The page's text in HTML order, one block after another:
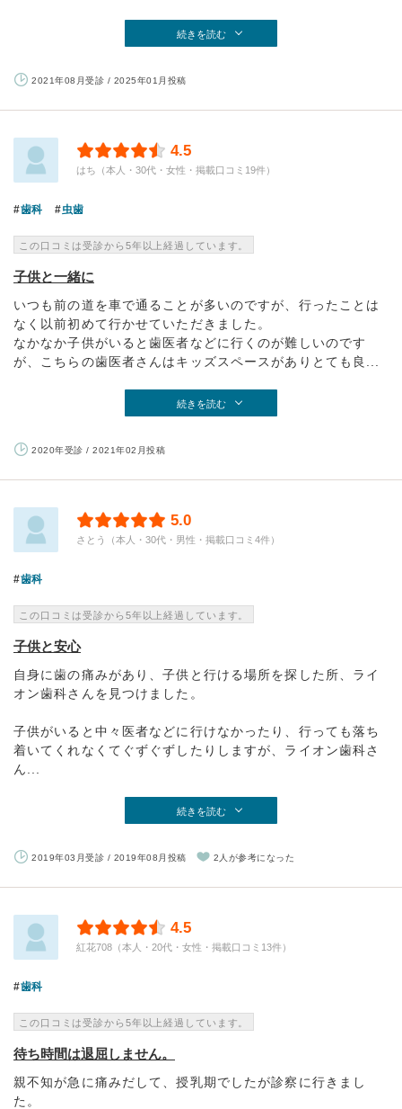
続きを読む
2021年08月受診 / 2025年01月投稿
4.5
はち（本人・30代・女性・掲載口コミ19件）
歯科 虫歯
この口コミは受診から5年以上経過しています。
子供と一緒に
いつも前の道を車で通ることが多いのですが、行ったことは
なく以前初めて行かせていただきました。
なかなか子供がいると歯医者などに行くのが難しいのです
が、こちらの歯医者さんはキッズスペースがありとても良...
続きを読む
2020年受診 / 2021年02月投稿
5.0
さとう（本人・30代・男性・掲載口コミ4件）
歯科
この口コミは受診から5年以上経過しています。
子供と安心
自身に歯の痛みがあり、子供と行ける場所を探した所、ライ
オン歯科さんを見つけました。
子供がいると中々医者などに行けなかったり、行っても落ち
着いてくれなくてぐずぐずしたりしますが、ライオン歯科さ
ん...
続きを読む
2019年03月受診 / 2019年08月投稿 2人が参考になった
4.5
紅花708（本人・20代・女性・掲載口コミ13件）
歯科
この口コミは受診から5年以上経過しています。
待ち時間は退屈しません。
親不知が急に痛みだして、授乳期でしたが診察に行きまし
た。